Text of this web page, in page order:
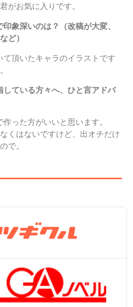
がお気に入りです。
象深いのは？（改稿が大変、
ど）
て頂いたキャラのイラストです
している方々へ、ひと言アドバ
った方がいいと思います。
くはないですけど、出オチだけ
で。